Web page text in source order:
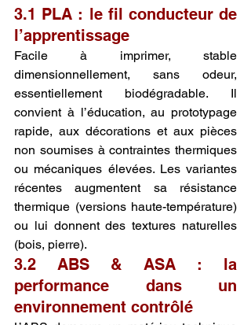
3.1 PLA : le fil conducteur de
l’apprentissage
Facile à imprimer, stable
dimensionnellement, sans odeur,
essentiellement biodégradable. Il
convient à l’éducation, au prototypage
rapide, aux décorations et aux pièces
non soumises à contraintes thermiques
ou mécaniques élevées. Les variantes
récentes augmentent sa résistance
thermique (versions haute-température)
ou lui donnent des textures naturelles
(bois, pierre).
3.2 ABS & ASA : la
performance dans un
environnement contrôlé